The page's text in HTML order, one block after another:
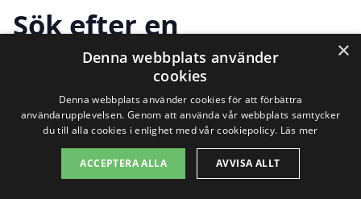
Sök efter en
professionell för
renovera fönster i
andra städer nära
Norra Riksten
×
Denna webbplats använder
cookies
Denna webbplats använder cookies för att förbättra
användarupplevelsen. Genom att använda vår webbplats samtycker
du till alla cookies i enlighet med vår cookiepolicy. Läs mer
ACCEPTERA ALLA AVVISA ALLT